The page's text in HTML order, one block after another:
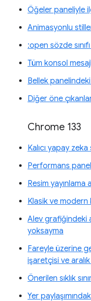
Öğeler paneliyle
Animasyonlu
:open sözde
Tüm konsol
Bellek
Diğer öne
Chrome 133
Kalıcı yapay
Performans
Resim yayınlama
Klasik ve modern
Alev grafiğindeki
yoksayma
Fareyle üzerine
işaretçisi ve
Önerilen sıklık
Yer